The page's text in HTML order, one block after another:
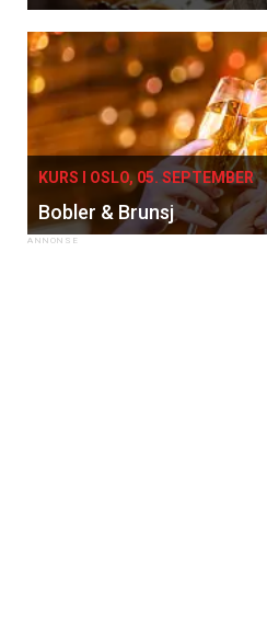
KURS I OSLO, 05. SEPTEMBER
Bobler & Brunsj